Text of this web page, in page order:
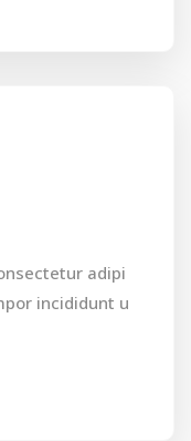
adipi
incididunt u